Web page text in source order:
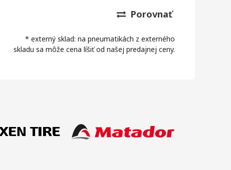
Porovnať
* externý sklad: na pneumatikách z externého
skladu sa môže cena líšiť od našej predajnej ceny.